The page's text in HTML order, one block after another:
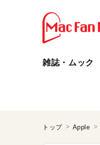
雑誌・ムック
トップ Apple